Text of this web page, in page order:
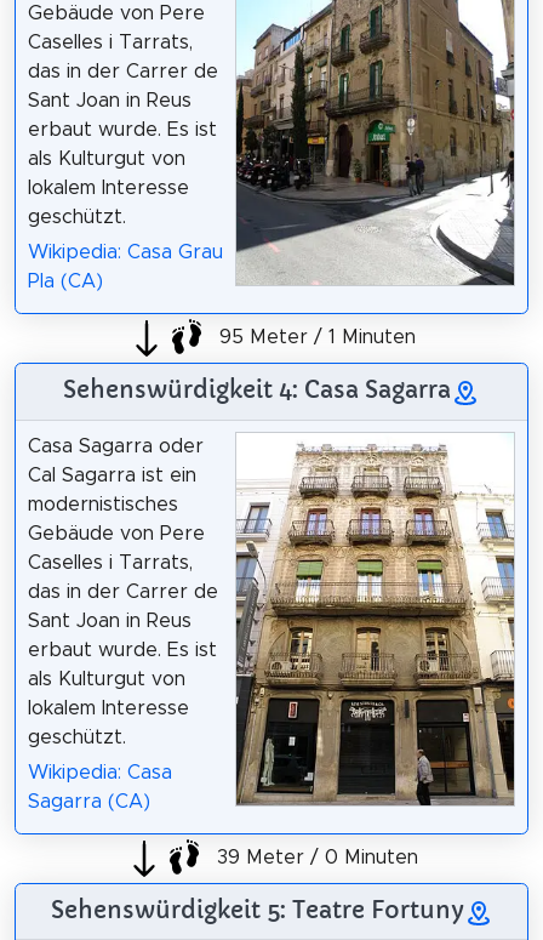
Gebäude von Pere
Caselles i Tarrats,
das in der Carrer de
Sant Joan in Reus
erbaut wurde. Es ist
als Kulturgut von
lokalem Interesse
geschützt.
Wikipedia: Casa Grau
Pla (CA)
95 Meter / 1 Minuten
Sehenswürdigkeit 4: Casa Sagarra
Casa Sagarra oder
Cal Sagarra ist ein
modernistisches
Gebäude von Pere
Caselles i Tarrats,
das in der Carrer de
Sant Joan in Reus
erbaut wurde. Es ist
als Kulturgut von
lokalem Interesse
geschützt.
Wikipedia: Casa
Sagarra (CA)
39 Meter / 0 Minuten
Sehenswürdigkeit 5: Teatre Fortuny